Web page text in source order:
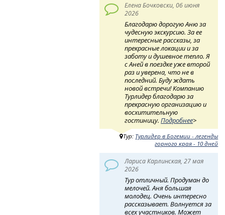
Елена Бочковски, 06 июня
2026
Благодарю дорогую Аню за
чудесную экскурсию. За ее
интересные рассказы, за
прекрасные локации и за
заботу и душевное тепло. Я
с Аней в поездке уже второй
раз и уверена, что не в
последний. Буду ждать
новой встречи! Компанию
Турлидер благодарю за
прекрасную организацию и
восхитительную
гостиницу.Подробнее>
Тур: Турлидер в Богемии - легенды
горного края - 10 дней
Лариса Карлинская, 27 мая
2026
Тур отличный. Продуман до
мелочей. Аня большая
молодец. Очень интересно
рассказывает. Волнуется за
всех участников. Может